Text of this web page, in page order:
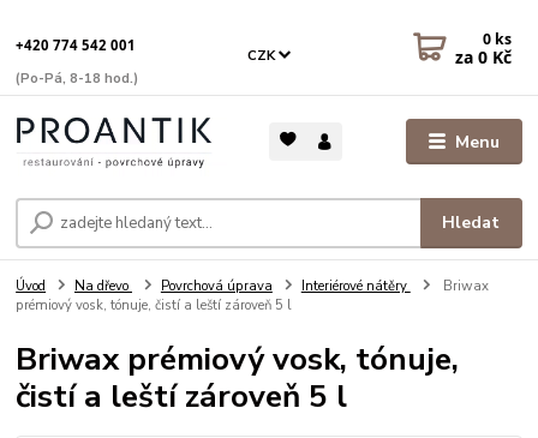
Menu
CZK
Hledat
+420 774 542 001
(Po-Pá, 8-18 hod.)
0 ks
za 0 Kč
Úvod Na dřevo Povrchová úprava Interiérové nátěry
Briwax
prémiový vosk, tónuje, čistí a leští zároveň 5 l
Briwax prémiový vosk, tónuje,
čistí a leští zároveň 5 l